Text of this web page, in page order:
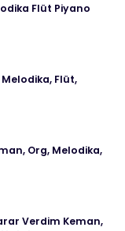
Flüt Piyano
Melodika, Flüt,
Org, Melodika,
Verdim Keman,